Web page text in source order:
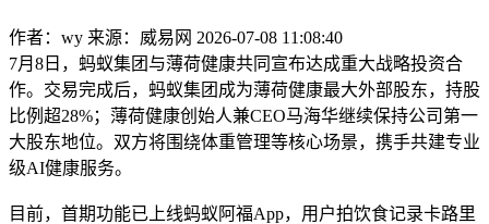
作者： wy 来源：威易网 2026-07-08 11:08:40
7月8日，蚂蚁集团与薄荷健康共同宣布达成重大战略投资合
作。交易完成后，蚂蚁集团成为薄荷健康最大外部股东，持股
比例超28%；薄荷健康创始人兼CEO马海华继续保持公司第一
大股东地位。双方将围绕体重管理等核心场景，携手共建专业
级AI健康服务。
目前，首期功能已上线蚂蚁阿福App，用户拍饮食记录卡路里